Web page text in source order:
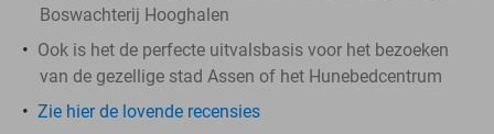
Boswachterij Hooghalen
Ook is het de perfecte uitvalsbasis voor het bezoeken
van de gezellige stad Assen of het Hunebedcentrum
Zie hier de lovende recensies